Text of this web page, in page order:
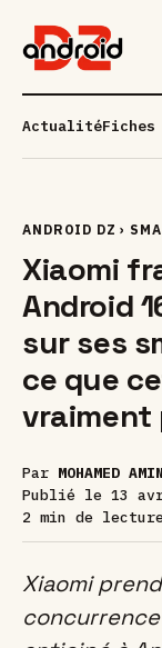
ActualitéFiches
ANDROID DZ ›
Xiaomi
Android
sur ses
ce que
vraiment
Par MOHAMED
Publié le13
2 min de
Xiaomi